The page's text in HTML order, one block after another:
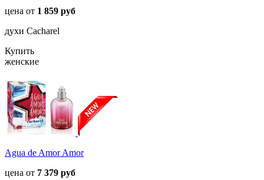
цена от 1 859 руб
духи Cacharel
Купить
женские
Agua de Amor Amor
цена от 7 379 руб